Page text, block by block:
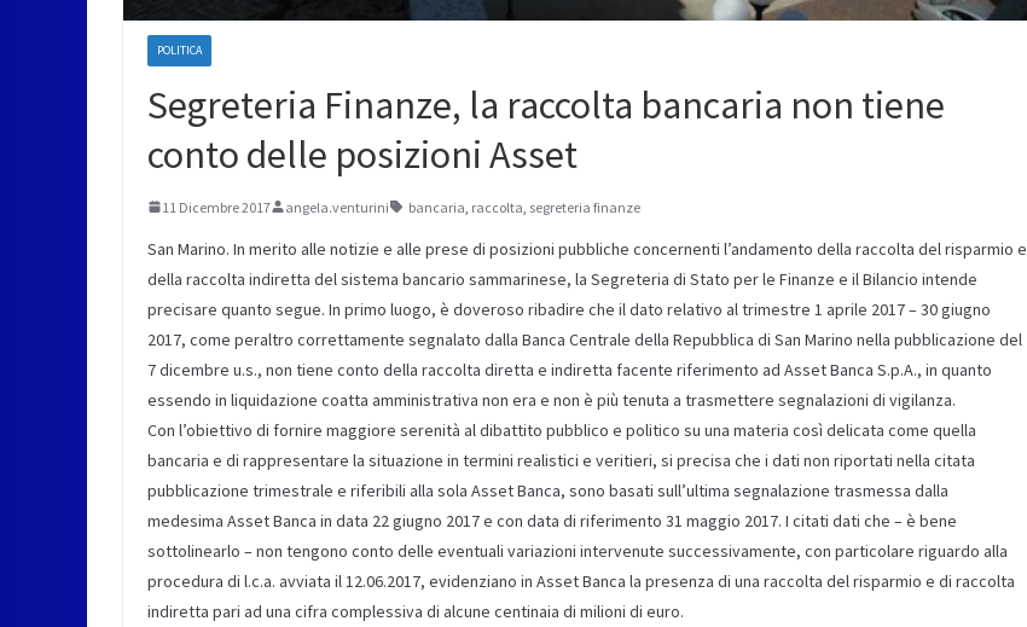
POLITICA
Segreteria Finanze, la raccolta bancaria non tiene
conto delle posizioni Asset
11 Dicembre 2017 angela.venturini bancaria raccolta segreteria finanze
San Marino. In merito alle notizie e alle prese di posizioni pubbliche concernenti l’andamento della raccolta del risparmio e
della raccolta indiretta del sistema bancario sammarinese, la Segreteria di Stato per le Finanze e il Bilancio intende
precisare quanto segue. In primo luogo, è doveroso ribadire che il dato relativo al trimestre 1 aprile 2017 – 30 giugno
2017, come peraltro correttamente segnalato dalla Banca Centrale della Repubblica di San Marino nella pubblicazione del
7 dicembre u.s., non tiene conto della raccolta diretta e indiretta facente riferimento ad Asset Banca S.p.A., in quanto
essendo in liquidazione coatta amministrativa non era e non è più tenuta a trasmettere segnalazioni di vigilanza.
Con l’obiettivo di fornire maggiore serenità al dibattito pubblico e politico su una materia così delicata come quella
bancaria e di rappresentare la situazione in termini realistici e veritieri, si precisa che i dati non riportati nella citata
pubblicazione trimestrale e riferibili alla sola Asset Banca, sono basati sull’ultima segnalazione trasmessa dalla
medesima Asset Banca in data 22 giugno 2017 e con data di riferimento 31 maggio 2017. I citati dati che – è bene
sottolinearlo – non tengono conto delle eventuali variazioni intervenute successivamente, con particolare riguardo alla
procedura di l.c.a. avviata il 12.06.2017, evidenziano in Asset Banca la presenza di una raccolta del risparmio e di raccolta
indiretta pari ad una cifra complessiva di alcune centinaia di milioni di euro.